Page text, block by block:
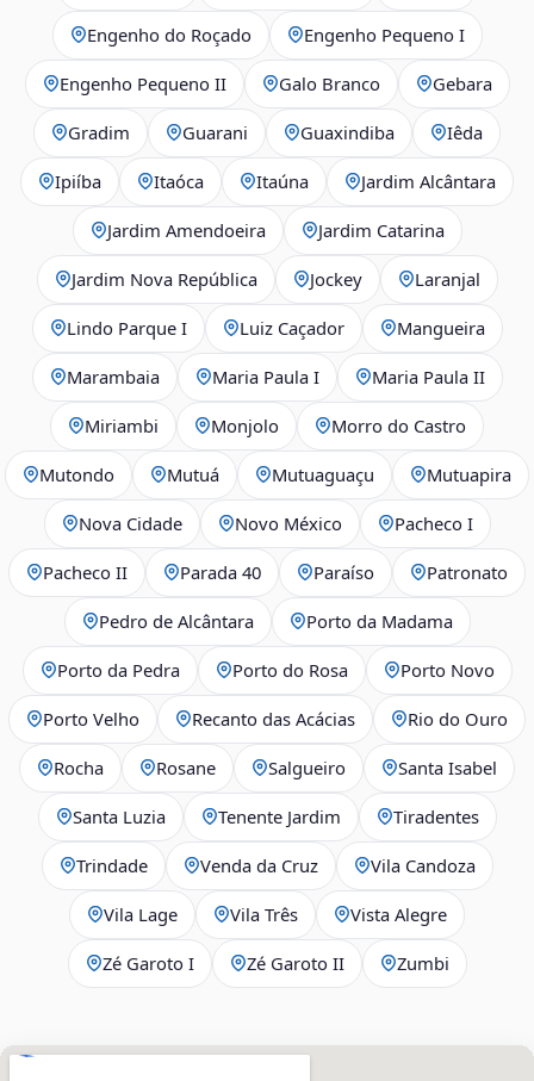
Engenho do Roçado Engenho Pequeno I
Engenho Pequeno II Galo Branco Gebara
Gradim Guarani Guaxindiba Iêda
Ipiíba Itaóca Itaúna Jardim Alcântara
Jardim Amendoeira Jardim Catarina
Jardim Nova República Jockey Laranjal
Lindo Parque I Luiz Caçador Mangueira
Marambaia Maria Paula I Maria Paula II
Miriambi Monjolo Morro do Castro
Mutondo Mutuá Mutuaguaçu Mutuapira
Nova Cidade Novo México Pacheco I
Pacheco II Parada 40 Paraíso Patronato
Pedro de Alcântara Porto da Madama
Porto da Pedra Porto do Rosa Porto Novo
Porto Velho Recanto das Acácias Rio do Ouro
Rocha Rosane Salgueiro Santa Isabel
Santa Luzia Tenente Jardim Tiradentes
Trindade Venda da Cruz Vila Candoza
Vila Lage Vila Três Vista Alegre
Zé Garoto I Zé Garoto II Zumbi